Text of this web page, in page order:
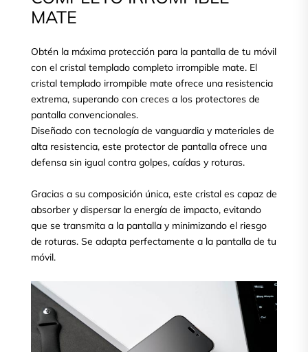
MATE
Obtén la máxima protección para la pantalla de tu móvil
con el cristal templado completo irrompible mate. El
cristal templado irrompible mate ofrece una resistencia
extrema, superando con creces a los protectores de
pantalla convencionales.
Diseñado con tecnología de vanguardia y materiales de
alta resistencia, este protector de pantalla ofrece una
defensa sin igual contra golpes, caídas y roturas.
Gracias a su composición única, este cristal es capaz de
absorber y dispersar la energía de impacto, evitando
que se transmita a la pantalla y minimizando el riesgo
de roturas. Se adapta perfectamente a la pantalla de tu
móvil.